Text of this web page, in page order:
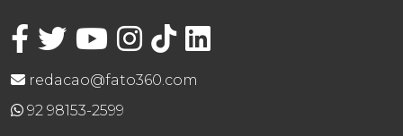
redacao@fato360.com
92 98153-2599